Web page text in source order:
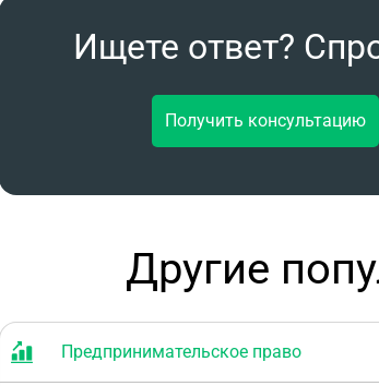
Ищете ответ?
Получить консультацию
Другие
Предпринимательское право